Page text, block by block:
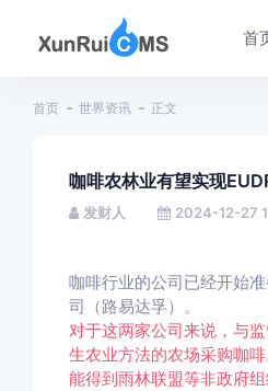
首
首页 世界资讯 正文
咖啡农林业有望实现
发财人 2024-12-27
咖啡行业的公司已经开始
司（路易达孚）。
对于这两家公司来说，与
生农业方法的农场采购咖啡
能得到雨林联盟等非政府